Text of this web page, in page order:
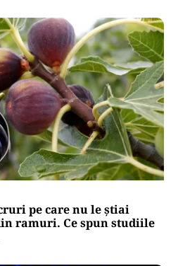
pe care nu le știai
ramuri. Ce spun studiile